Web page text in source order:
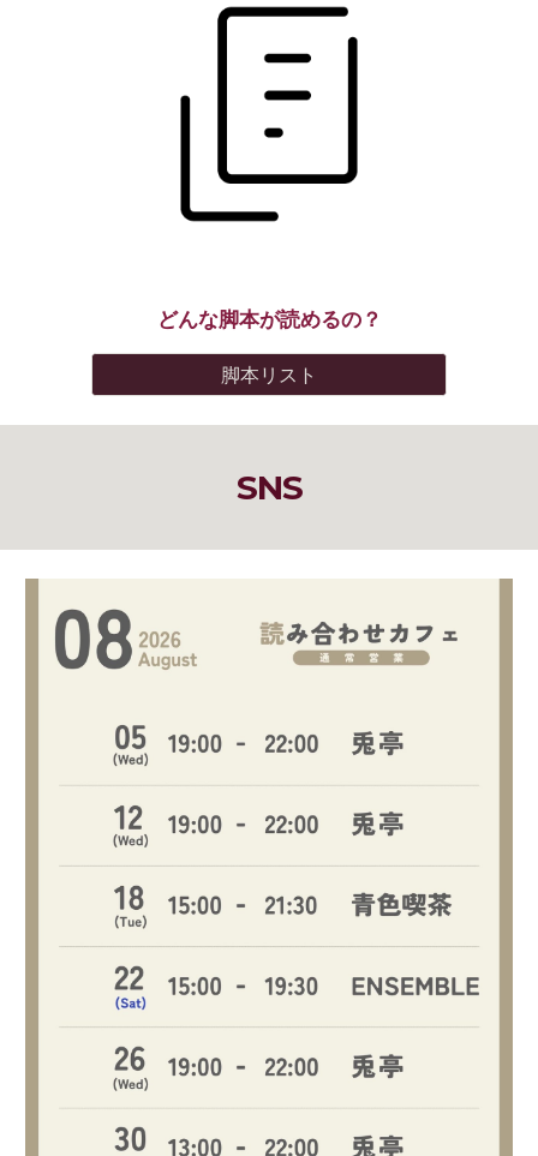
どんな脚本が読めるの？
脚本リスト
SNS